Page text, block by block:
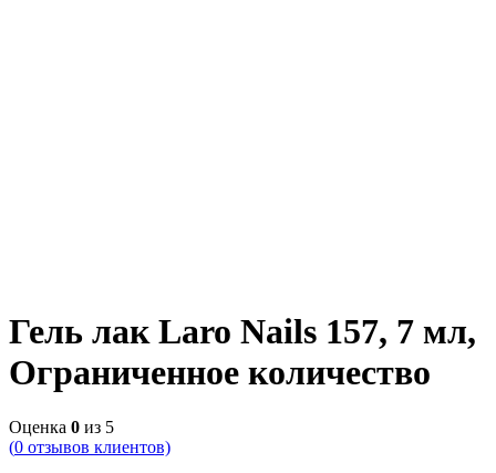
Гель лак Laro Nails 157, 7 мл,
Ограниченное количество
Оценка 0 из 5
(0 отзывов клиентов)